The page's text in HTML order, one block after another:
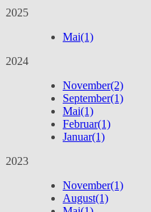
2025
Mai(1)
2024
November(2)
September(1)
Mai(1)
Februar(1)
Januar(1)
2023
November(1)
August(1)